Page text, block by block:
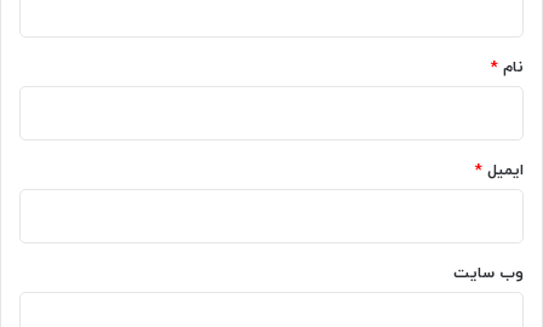
نام *
ایمیل *
وب‌ سایت